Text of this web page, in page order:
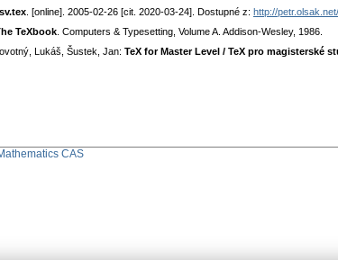
. [online]. 2005-02-26 [cit. 2020-03-24]. Dostupné z: http://
TeXbook . Computers & Typesetting, Volume A. Addison-Wesley, 1986.
Lukáš, Šustek, Jan: TeX for Master Level / TeX pro magisterské
CAS